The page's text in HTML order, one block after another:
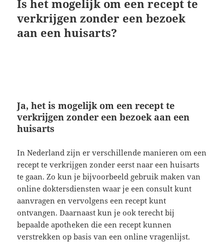
Is het mogelijk om een recept te
verkrijgen zonder een bezoek
aan een huisarts?
Ja, het is mogelijk om een recept te
verkrijgen zonder een bezoek aan een
huisarts
In Nederland zijn er verschillende manieren om een
recept te verkrijgen zonder eerst naar een huisarts
te gaan. Zo kun je bijvoorbeeld gebruik maken van
online doktersdiensten waar je een consult kunt
aanvragen en vervolgens een recept kunt
ontvangen. Daarnaast kun je ook terecht bij
bepaalde apotheken die een recept kunnen
verstrekken op basis van een online vragenlijst.